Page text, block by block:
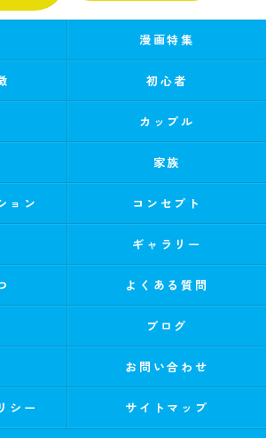
漫画特集
初心者
カップル
家族
ョン コンセプト
ギャラリー
よくある質問
ブログ
お問い合わせ
シー サイトマップ